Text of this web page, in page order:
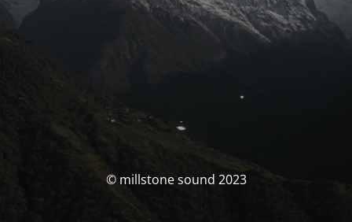
© millstone sound 2023